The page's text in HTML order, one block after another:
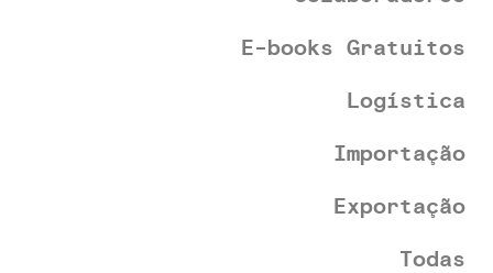
E-books Gratuitos
Logística
Importação
Exportação
Todas